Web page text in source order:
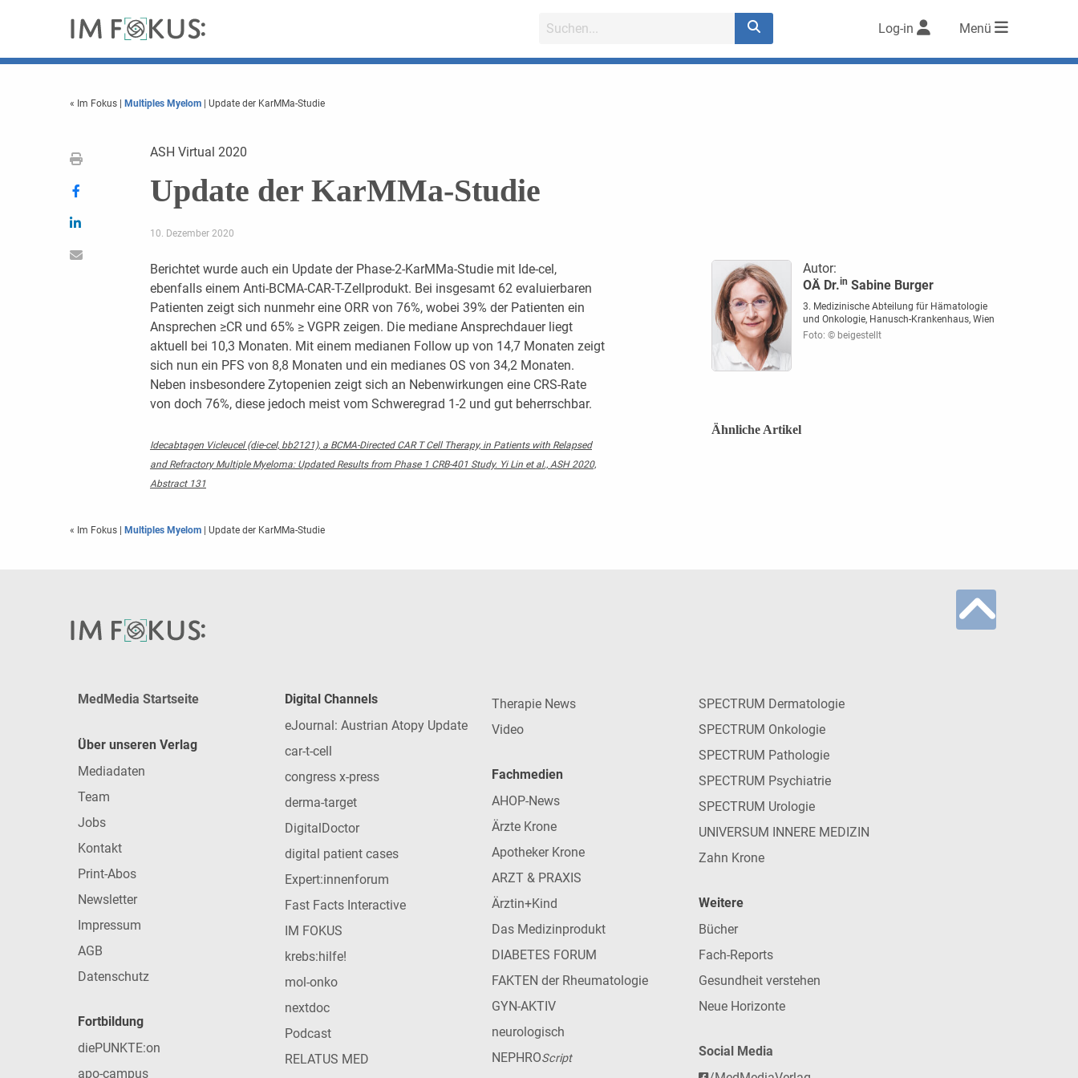
Log-in Menü
« Im Fokus Multiples Myelom | Update der KarMMa-Studie
ASH Virtual 2020
Update der KarMMa-Studie
10. Dezember 2020
Berichtet wurde auch ein Update der Phase-2-KarMMa-Studie mit Ide-cel,
ebenfalls einem Anti-BCMA-CAR-T-Zellprodukt. Bei insgesamt 62 evaluierbaren
Patienten zeigt sich nunmehr eine ORR von 76%, wobei 39% der Patienten ein
Ansprechen ≥CR und 65% ≥ VGPR zeigen. Die mediane Ansprechdauer liegt
aktuell bei 10,3 Monaten. Mit einem medianen Follow up von 14,7 Monaten zeigt
sich nun ein PFS von 8,8 Monaten und ein medianes OS von 34,2 Monaten.
Neben insbesondere Zytopenien zeigt sich an Nebenwirkungen eine CRS-Rate
von doch 76%, diese jedoch meist vom Schweregrad 1-2 und gut beherrschbar.
Idecabtagen Vicleucel (die-cel, bb2121), a BCMA-Directed CAR T Cell Therapy, in Patients with Relapsed
and Refractory Multiple Myeloma: Updated Results from Phase 1 CRB-401 Study. Yi Lin et al., ASH 2020,
Abstract 131
Autor:
OÄ Dr.in Sabine Burger
3. Medizinische Abteilung für Hämatologie
und Onkologie, Hanusch-Krankenhaus, Wien
Foto: © beigestellt
Ähnliche Artikel
« Im Fokus Multiples Myelom | Update der KarMMa-Studie
MedMedia Startseite
Über unseren Verlag
Mediadaten
Team
Jobs
Kontakt
Print-Abos
Newsletter
Impressum
AGB
Datenschutz
Fortbildung
diePUNKTE:on
apo-campus
Digital Channels
eJournal: Austrian Atopy Update
car-t-cell
congress x-press
derma-target
DigitalDoctor
digital patient cases
Expert:innenforum
Fast Facts Interactive
IM FOKUS
krebs:hilfe!
mol-onko
nextdoc
Podcast
RELATUS MED
Therapie News
Video
Fachmedien
AHOP-News
Ärzte Krone
Apotheker Krone
ARZT & PRAXIS
Ärztin+Kind
Das Medizinprodukt
DIABETES FORUM
FAKTEN der Rheumatologie
GYN-AKTIV
neurologisch
NEPHROScript
SPECTRUM Dermatologie
SPECTRUM Onkologie
SPECTRUM Pathologie
SPECTRUM Psychiatrie
SPECTRUM Urologie
UNIVERSUM INNERE MEDIZIN
Zahn Krone
Weitere
Bücher
Fach-Reports
Gesundheit verstehen
Neue Horizonte
Social Media